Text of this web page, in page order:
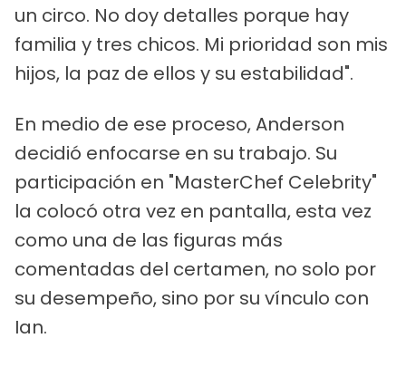
un circo. No doy detalles porque hay
familia y tres chicos. Mi prioridad son mis
hijos, la paz de ellos y su estabilidad".
En medio de ese proceso, Anderson
decidió enfocarse en su trabajo. Su
participación en "MasterChef Celebrity"
la colocó otra vez en pantalla, esta vez
como una de las figuras más
comentadas del certamen, no solo por
su desempeño, sino por su vínculo con
Ian.